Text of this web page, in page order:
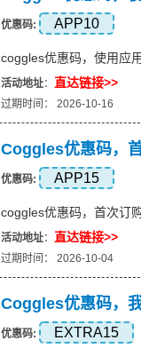
优惠码: APP10
coggles优惠码，使用应
活动地址： 直达链接>>
过期时间： 2026-10-16
Coggles优惠码，
优惠码: APP15
coggles优惠码，首次订
活动地址： 直达链接>>
过期时间： 2026-10-04
Coggles优惠码，
优惠码: EXTRA15